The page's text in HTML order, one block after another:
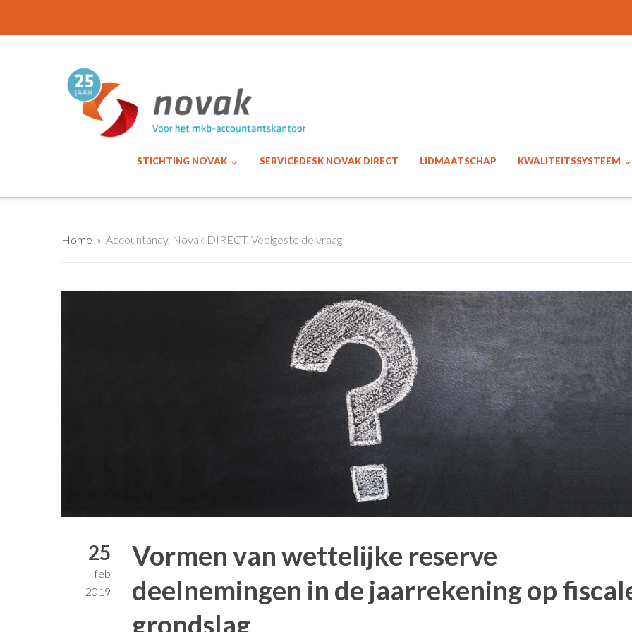
STICHTING NOVAK SERVICEDESK NOVAK DIRECT LIDMAATSCHAP KWALITEITSSYSTEEM
Home » Accountancy, Novak DIRECT, Veelgestelde vraag
25
feb
2019
Vormen van wettelijke reserve
deelnemingen in de jaarrekening op
grondslag